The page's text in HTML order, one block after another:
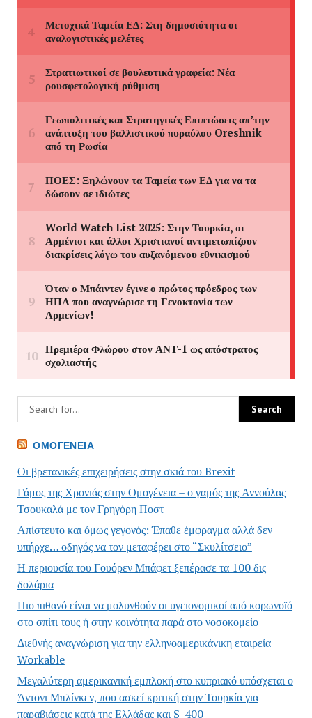
ΟΜΟΓΈΝΕΙΑ
Οι βρετανικές επιχειρήσεις στην σκιά του Brexit
Γάμος της Χρονιάς στην Ομογένεια – ο γαμός της Αννούλας
Τσουκαλά με τον Γρηγόρη Ποστ
Απίστευτο και όμως γεγονός: Έπαθε έμφραγμα αλλά δεν
υπήρχε… οδηγός να τον μεταφέρει στο “Σκυλίτσειο”
Η περιουσία του Γουόρεν Μπάφετ ξεπέρασε τα 100 δις
δολάρια
Πιο πιθανό είναι να μολυνθούν οι υγειονομικοί από κορωνοϊό
στο σπίτι τους ή στην κοινότητα παρά στο νοσοκομείο
Διεθνής αναγνώριση για την ελληνοαμερικάνικη εταιρεία
Workable
Μεγαλύτερη αμερικανική εμπλοκή στο κυπριακό υπόσχεται ο
Άντονι Μπλίνκεν, που ασκεί κριτική στην Τουρκία για
παραβιάσεις κατά της Ελλάδας και S-400